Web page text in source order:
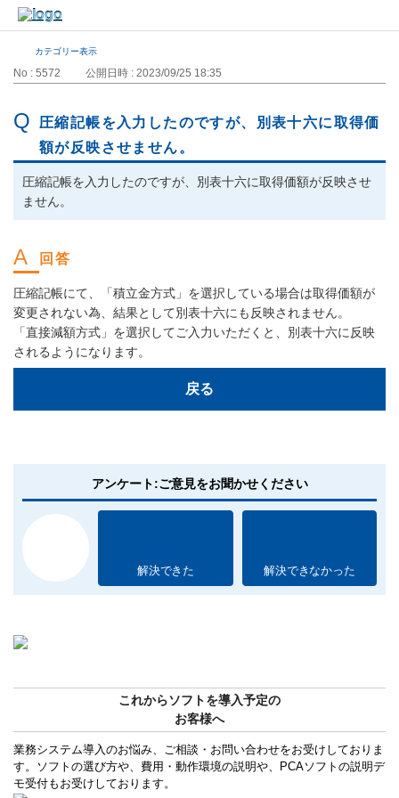
カテゴリー表示
No : 5572 公開日時 : 2023/09/25 18:35
圧縮記帳を入力したのですが、別表十六に取得価
額が反映させません。
圧縮記帳を入力したのですが、別表十六に取得価額が反映させ
ません。
圧縮記帳にて、「積立金方式」を選択している場合は取得価額が
変更されない為、結果として別表十六にも反映されません。
「直接減額方式」を選択してご入力いただくと、別表十六に反映
されるようになります。
戻る
アンケート:ご意見をお聞かせください
解決できた 解決できなかった
これからソフトを導入予定の
お客様へ
業務システム導入のお悩み、ご相談・お問い合わせをお受けしておりま
す。ソフトの選び方や、費用・動作環境の説明や、PCAソフトの説明デ
モ受付もお受けしております。